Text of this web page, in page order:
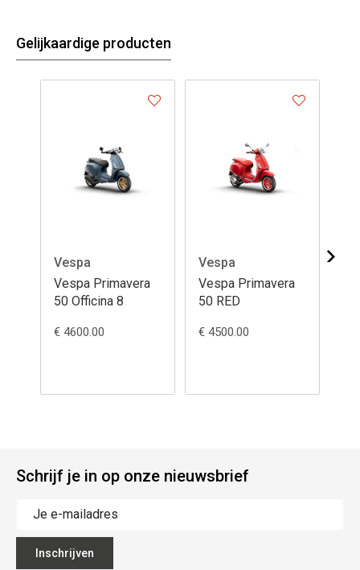
Gelijkaardige producten
Vespa
Vespa Primavera
50 Officina 8
€ 4600.00
Vespa
Vespa Primavera
50 RED
€ 4500.00
Schrijf je in op onze nieuwsbrief
Inschrijven